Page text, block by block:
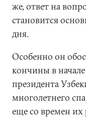
же, ответ на
становится
дня.
Особенно он
кончины в
президента
многолетнего
еще со времен